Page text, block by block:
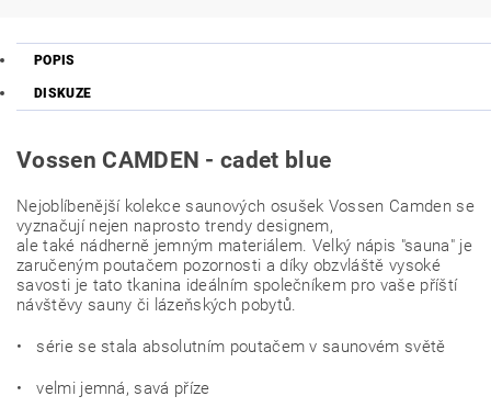
POPIS
DISKUZE
Vossen CAMDEN - cadet blue
Nejoblíbenější kolekce saunových osušek Vossen Camden se
vyznačují nejen naprosto trendy designem,
ale také nádherně jemným materiálem. Velký nápis "sauna" je
zaručeným poutačem pozornosti a díky obzvláště vysoké
savosti je tato tkanina ideálním společníkem pro vaše příští
návštěvy sauny či lázeňských pobytů.
• série se stala absolutním poutačem v saunovém světě
• velmi jemná, savá příze